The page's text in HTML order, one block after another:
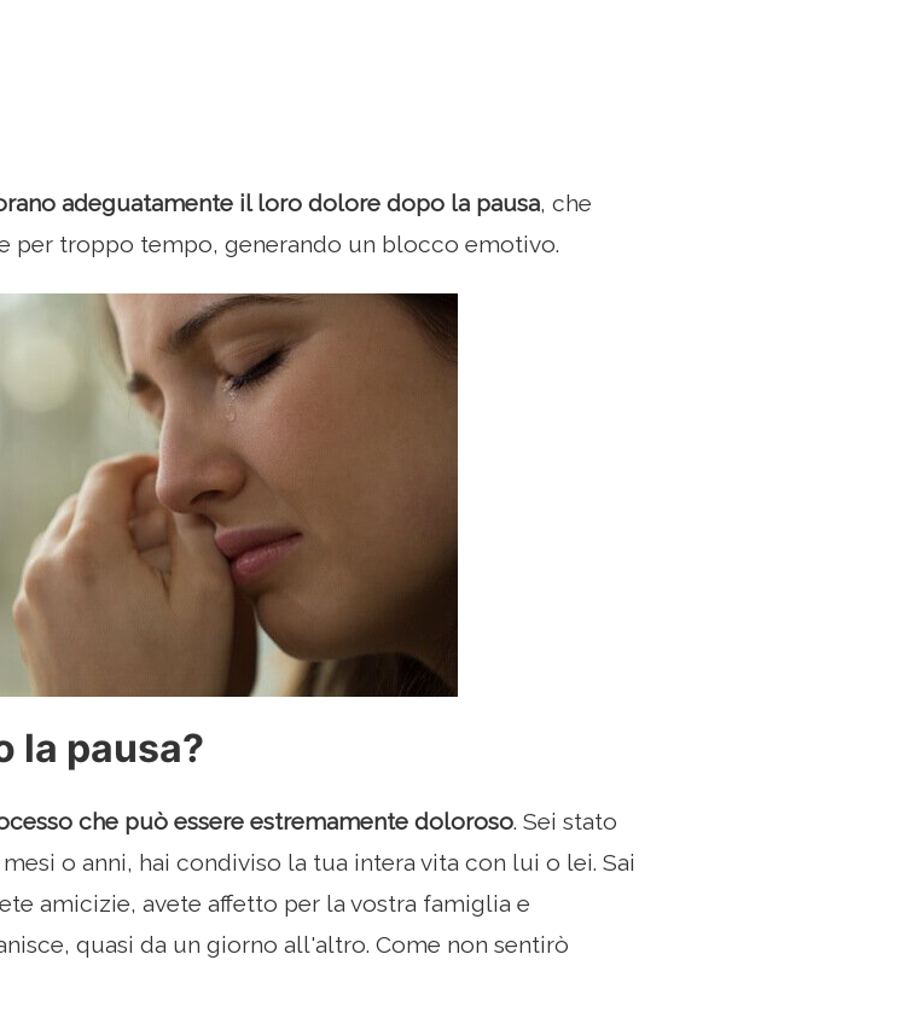
adeguatamente il loro dolore dopo la pausa, che
per troppo tempo, generando un blocco emotivo.
la pausa?
che può essere estremamente doloroso. Sei stato
o anni, hai condiviso la tua intera vita con lui o lei. Sai
amicizie, avete affetto per la vostra famiglia e
quasi da un giorno all'altro. Come non sentirò